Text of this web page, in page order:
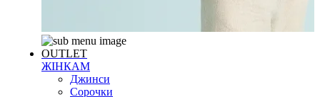
OUTLET
ЖІНКАМ
Джинси
Сорочки